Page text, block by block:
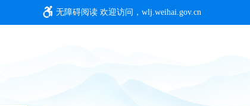
无障碍阅读 欢迎访问，wlj.weihai.gov.cn